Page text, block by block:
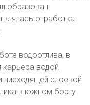
образован
отработка
водоотлива, в
карьера водой
нисходящей слоевой
в южном борту